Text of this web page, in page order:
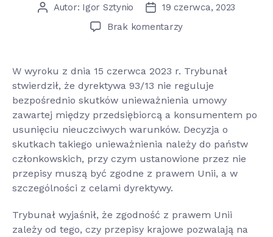
AutorAutor: Igor Sztynio
Data
wpisu
19 czerwca, 2023
Brak komentarzydo
15.06.2023
W wyroku z dnia 15 czerwca 2023 r. Trybunał
stwierdził, że dyrektywa 93/13 nie reguluje
bezpośrednio skutków unieważnienia umowy
zawartej między przedsiębiorcą a konsumentem po
usunięciu nieuczciwych warunków. Decyzja o
skutkach takiego unieważnienia należy do państw
członkowskich, przy czym ustanowione przez nie
przepisy muszą być zgodne z prawem Unii, a w
szczególności z celami dyrektywy.
Trybunał wyjaśnił, że zgodność z prawem Unii
zależy od tego, czy przepisy krajowe pozwalają na